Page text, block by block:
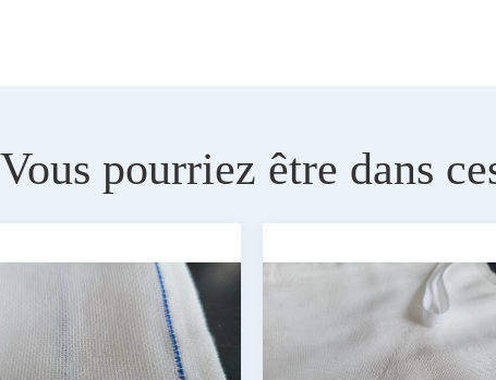
Vous pourriez être dans